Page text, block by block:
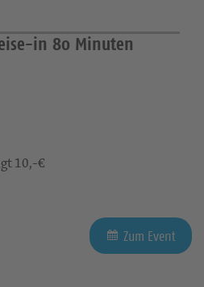
in 80 Minuten
10,-€
Zum Event